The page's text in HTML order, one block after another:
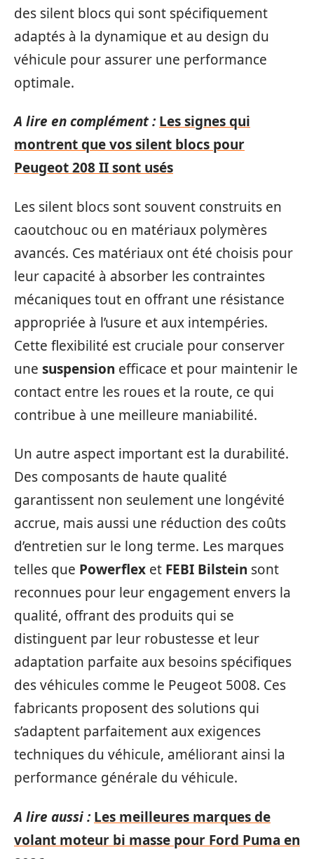
des silent blocs qui sont spécifiquement
adaptés à la dynamique et au design du
véhicule pour assurer une performance
optimale.
A lire en complément : Les signes qui
montrent que vos silent blocs pour
Peugeot 208 II sont usés
Les silent blocs sont souvent construits en
caoutchouc ou en matériaux polymères
avancés. Ces matériaux ont été choisis pour
leur capacité à absorber les contraintes
mécaniques tout en offrant une résistance
appropriée à l’usure et aux intempéries.
Cette flexibilité est cruciale pour conserver
une suspension efficace et pour maintenir le
contact entre les roues et la route, ce qui
contribue à une meilleure maniabilité.
Un autre aspect important est la durabilité.
Des composants de haute qualité
garantissent non seulement une longévité
accrue, mais aussi une réduction des coûts
d’entretien sur le long terme. Les marques
telles que Powerflex et FEBI Bilstein sont
reconnues pour leur engagement envers la
qualité, offrant des produits qui se
distinguent par leur robustesse et leur
adaptation parfaite aux besoins spécifiques
des véhicules comme le Peugeot 5008. Ces
fabricants proposent des solutions qui
s’adaptent parfaitement aux exigences
techniques du véhicule, améliorant ainsi la
performance générale du véhicule.
A lire aussi : Les meilleures marques de
volant moteur bi masse pour Ford Puma en